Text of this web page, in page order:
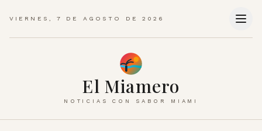
VIERNES, 7 DE AGOSTO DE 2026
El Miamero
NOTICIAS CON SABOR MIAMI